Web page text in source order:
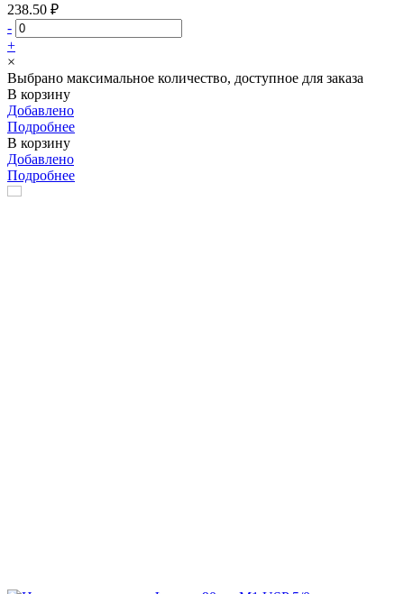
238.50 ₽
-
+
×
Выбрано максимальное количество, доступное для заказа
В корзину
Добавлено
Подробнее
В корзину
Добавлено
Подробнее